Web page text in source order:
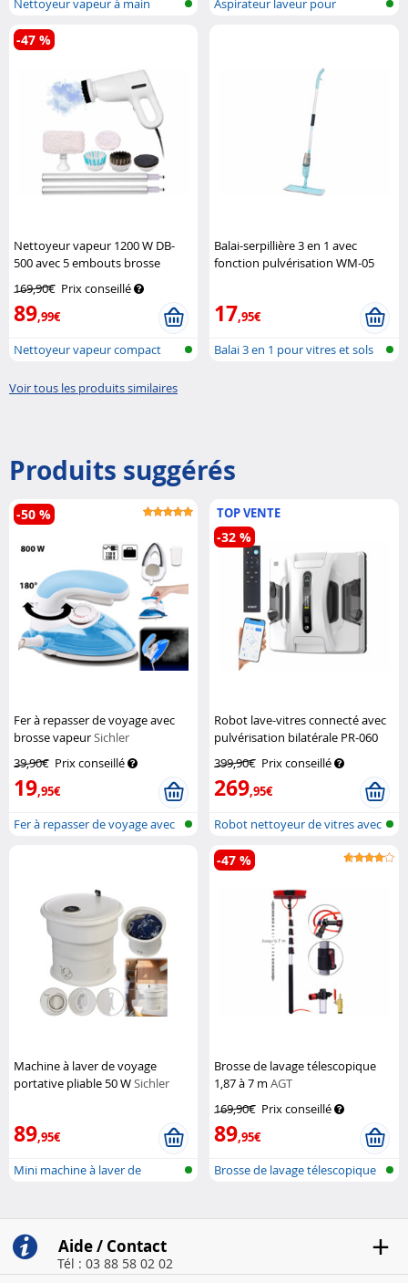
Nettoyeur vapeur à main
Aspirateur laveur pour
Nettoyeur vapeur 1200 W DB-
500 avec 5 embouts brosse
Sichler Haushaltsgeräte
169,90€ Prix conseillé
89,99€
-47 %
Nettoyeur vapeur compact
Balai-serpillière 3 en 1 avec
fonction pulvérisation WM-05
17,95€
Balai 3 en 1 pour vitres et sols
Voir tous les produits similaires
Produits suggérés
Fer à repasser de voyage avec
brosse vapeurSichler
39,90€ Prix conseillé
19,95€
-50 %
Fer à repasser de voyage avec
TOP VENTE
Robot lave-vitres connecté avec
pulvérisation bilatérale PR-060
399,90€ Prix conseillé
269,95€
-32 %
Robot nettoyeur de vitres avec
fonc...
Machine à laver de voyage
portative pliable 50 WSichler
89,95€
Mini machine à laver de
Brosse de lavage télescopique
1,87 à 7 mAGT
169,90€ Prix conseillé
89,95€
-47 %
Brosse de lavage télescopique
Aide / Contact
Tél : 03 88 58 02 02